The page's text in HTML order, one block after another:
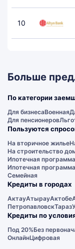
10
Больше
По категории
Для бизнесаВоенная
Для пенсионеров
Пользуются
На вторичное жилье
На строительство
Ипотечная
Ипотечная
Семейная
Кредиты в городах
АктауАтырауАктобе
ПетропавловскТараз
Кредиты по
Под 20%Без
ОнлайнЦифровая